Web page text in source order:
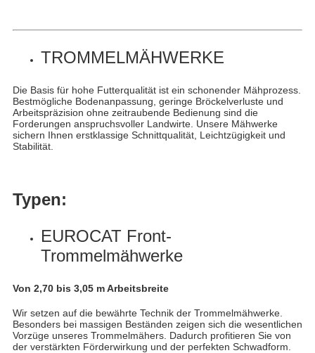
TROMMELMÄHWERKE
Die Basis für hohe Futterqualität ist ein schonender Mähprozess.
Bestmögliche Bodenanpassung, geringe Bröckelverluste und
Arbeitspräzision ohne zeitraubende Bedienung sind die
Forderungen anspruchsvoller Landwirte. Unsere Mähwerke
sichern Ihnen erstklassige Schnittqualität, Leichtzügigkeit und
Stabilität.
Typen:
EUROCAT Front-
Trommelmähwerke
Von 2,70 bis 3,05 m Arbeitsbreite
Wir setzen auf die bewährte Technik der Trommelmähwerke.
Besonders bei massigen Beständen zeigen sich die wesentlichen
Vorzüge unseres Trommelmähers. Dadurch profitieren Sie von
der verstärkten Förderwirkung und der perfekten Schwadform.